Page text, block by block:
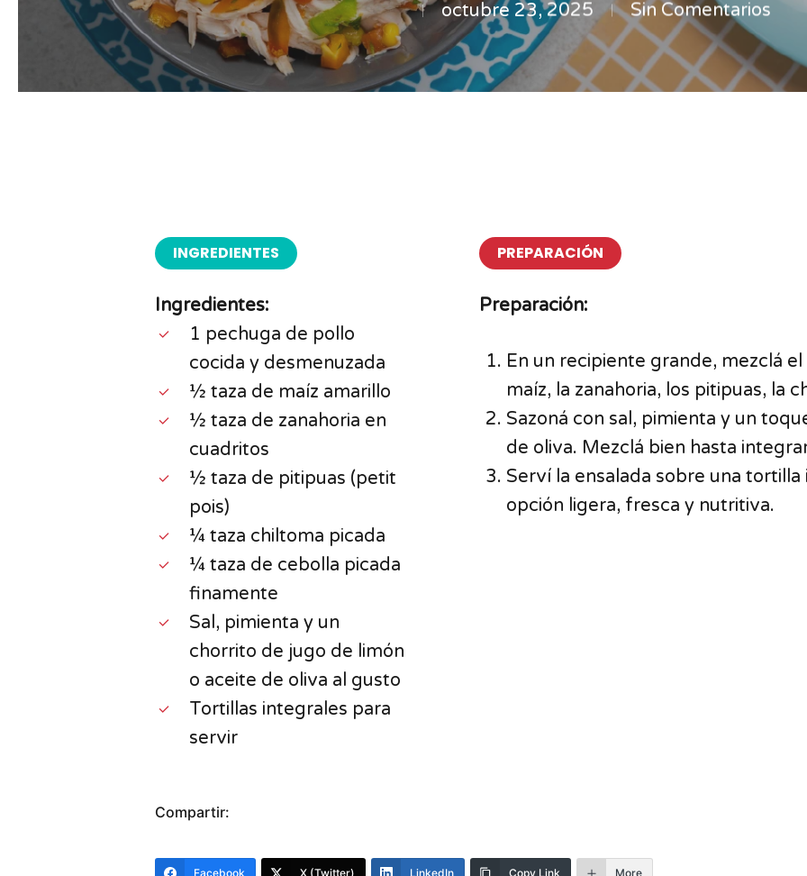
octubre 23, 2025 Sin Comentarios
INGREDIENTES
Ingredientes:
1 pechuga de pollo
cocida y desmenuzada
½ taza de maíz amarillo
½ taza de zanahoria en
cuadritos
½ taza de pitipuas (petit
pois)
¼ taza chiltoma picada
¼ taza de cebolla picada
finamente
Sal, pimienta y un
chorrito de jugo de limón
o aceite de oliva al gusto
Tortillas integrales para
servir
PREPARACIÓN
Preparación:
En un recipiente grande, mezclá
maíz, la zanahoria, los pitipuas, la
Sazoná con sal, pimienta y un
de oliva. Mezclá bien hasta
Serví la ensalada sobre una
opción ligera, fresca y nutritiva.
Compartir:
Facebook X (Twitter) LinkedIn Copy Link More